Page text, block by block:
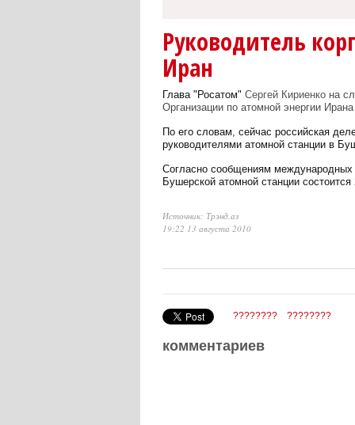
Руководитель
Иран
Глава "Росатом" Сергей Кириенко на
Организации по атомной энергии Ирана
По его словам, сейчас российская
руководителями атомной станции в
Согласно сообщениям
Бушерской атомной станции состоится
Источник: Трэнд.аз
19:22 13 августа 2010
???????? ????????
комментариев